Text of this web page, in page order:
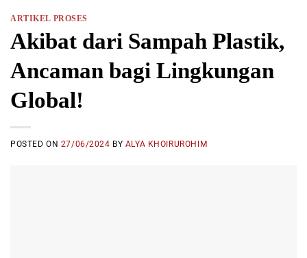
ARTIKEL PROSES
Akibat dari Sampah Plastik,
Ancaman bagi Lingkungan
Global!
POSTED ON 27/06/2024 BY ALYA KHOIRUROHIM